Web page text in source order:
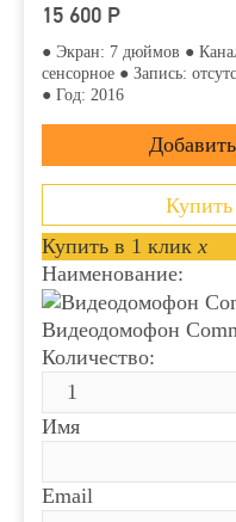
15 600 Р
● Экран: 7 дюймов ●
сенсорное ● Запись:
● Год: 2016
Купить в 1 клик x
Наименование:
Видеодомофон
Количество:
Имя
Email